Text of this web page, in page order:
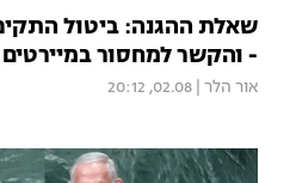
שאלת ההגנה: ביטול
- והקשר למחסור במיירטים
אור הלר 02.08, 20:12